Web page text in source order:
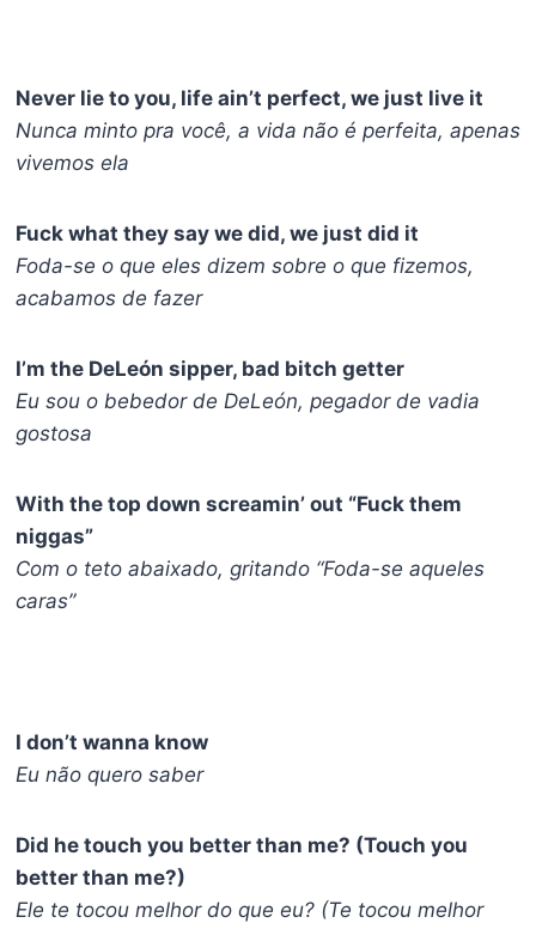
Never lie to you, life ain’t perfect, we just live it
Nunca minto pra você, a vida não é perfeita, apenas
vivemos ela
Fuck what they say we did, we just did it
Foda-se o que eles dizem sobre o que fizemos,
acabamos de fazer
I’m the DeLeón sipper, bad bitch getter
Eu sou o bebedor de DeLeón, pegador de vadia
gostosa
With the top down screamin’ out “Fuck them
niggas”
Com o teto abaixado, gritando “Foda-se aqueles
caras”
I don’t wanna know
Eu não quero saber
Did he touch you better than me? (Touch you
better than me?)
Ele te tocou melhor do que eu? (Te tocou melhor